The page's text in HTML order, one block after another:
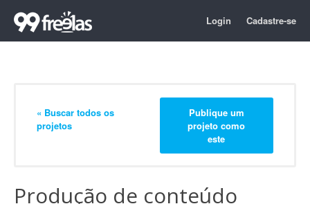
Login Cadastre-se
« Buscar todos os
projetos
Publique um
projeto como
este
Produção de conteúdo